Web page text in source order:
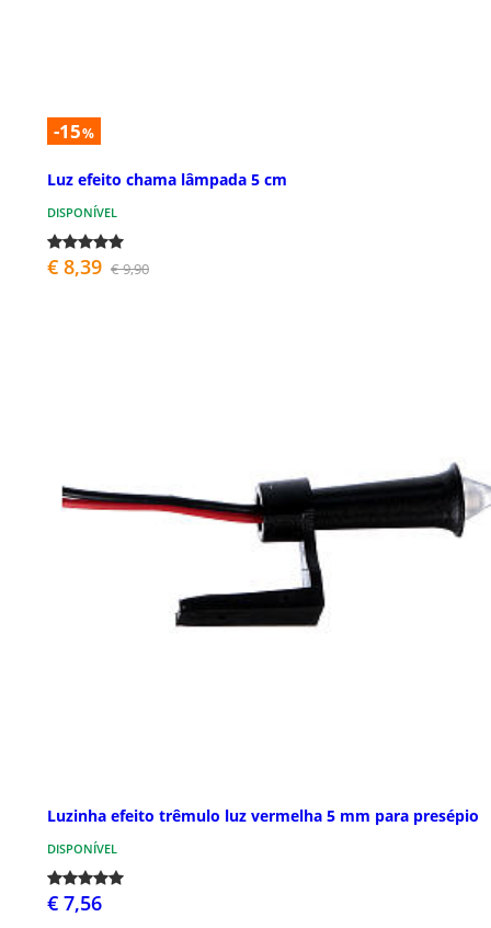
-15%
Luz efeito chama lâmpada 5 cm
DISPONÍVEL
€ 8,39 € 9,90
Luzinha efeito trêmulo luz vermelha 5 mm para presépio
DISPONÍVEL
€ 7,56